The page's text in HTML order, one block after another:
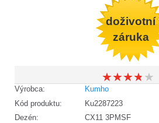
doživotní
záruka
★★★★★
★★★★★
Výrobca:
Kumho
Kód produktu:
Ku2287223
Dezén:
CX11 3PMSF